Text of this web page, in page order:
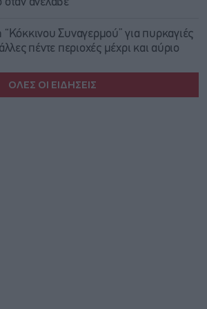
ανέλαβε
“Κόκκινου Συναγερμού” για πυρκαγιές
πέντε περιοχές μέχρι και αύριο
ΟΛΕΣ ΟΙ ΕΙΔΗΣΕΙΣ